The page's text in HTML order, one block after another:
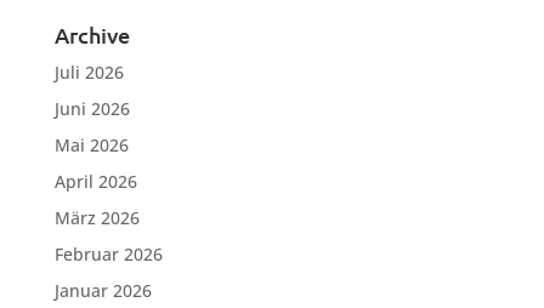
Archive
Juli 2026
Juni 2026
Mai 2026
April 2026
März 2026
Februar 2026
Januar 2026